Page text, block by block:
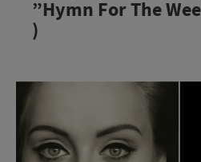
”Hymn For The
)